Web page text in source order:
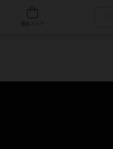
人気ボードゲーム